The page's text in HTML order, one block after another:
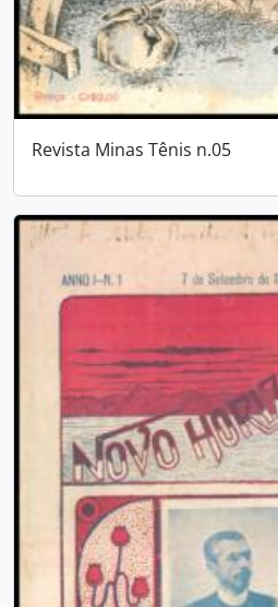
Revista Minas Tênis n.05